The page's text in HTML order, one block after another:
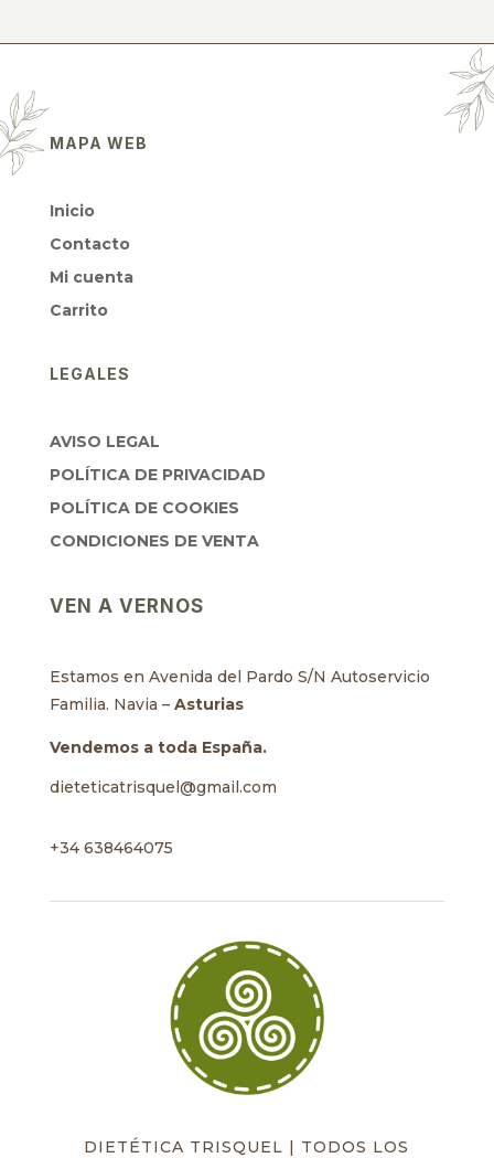
MAPA WEB
Inicio
Contacto
Mi cuenta
Carrito
LEGALES
AVISO LEGAL
POLÍTICA DE PRIVACIDAD
POLÍTICA DE COOKIES
CONDICIONES DE VENTA
VEN A VERNOS
Estamos en Avenida del Pardo S/N Autoservicio
Familia. Navia – Asturias
Vendemos a toda España.
dieteticatrisquel@gmail.com
+34 638464075
DIETÉTICA TRISQUEL | TODOS LOS